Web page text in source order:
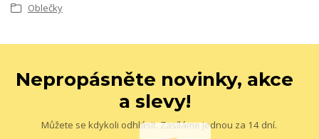
Oblečky
Nepropásněte novinky, akce
a slevy!
Můžete se kdykoli odhlásit. Zasíláme jednou za 14 dní.